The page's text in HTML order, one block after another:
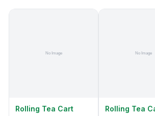
Rolling Tea Cart Rolling Tea